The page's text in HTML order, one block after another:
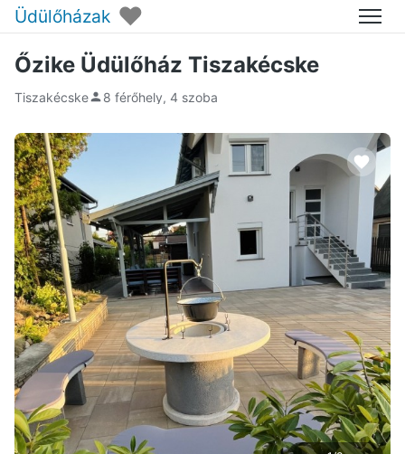
Üdülőházak ♥ Menü
Őzike Üdülőház Tiszakécske
Tiszakécske 8 férőhely, 4 szoba